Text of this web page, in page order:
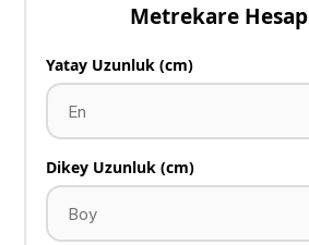
Metrekare
Yatay Uzunluk (cm)
Dikey Uzunluk (cm)